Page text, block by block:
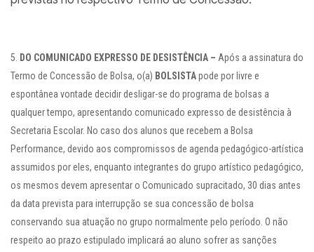
DO COMUNICADO EXPRESSO DE DESISTÊNCIA – Após a assinatura do
Termo de Concessão de Bolsa, o(a) BOLSISTApode por livre e
espontânea vontade decidir desligar-se do programa de bolsas a
qualquer tempo, apresentando comunicado expresso de desistência à
Secretaria Escolar. No caso dos alunos que recebem a Bolsa
Performance, devido aos compromissos de agenda pedagógico-artística
assumidos por eles, enquanto integrantes do grupo artístico pedagógico,
os mesmos devem apresentar o Comunicado supracitado, 30 dias antes
da data prevista para interrupção se sua concessão de bolsa
conservando sua atuação no grupo normalmente pelo período. O não
respeito ao prazo estipulado implicará ao aluno sofrer as sanções